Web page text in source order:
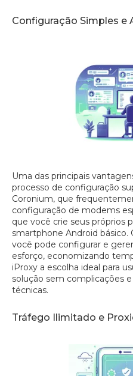
Configuração Simples e
Uma das principais
processo de configuração
Coronium, que
configuração de modems
que você crie seus próprios
smartphone Android básico.
você pode configurar e
esforço, economizando
iProxy a escolha ideal para
solução sem complicações
técnicas.
Tráfego Ilimitado e